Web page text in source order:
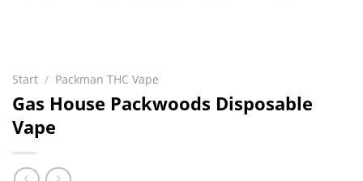
Start / Packman THC Vape
Gas House Packwoods Disposable
Vape